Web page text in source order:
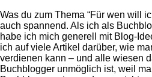
Was du zum Thema “Für wen will
auch spannend. Als ich als
habe ich mich generell mit Blog-
ich auf viele Artikel darüber, wie
verdienen kann – und alle wiesen
Buchblogger unmöglich ist, weil